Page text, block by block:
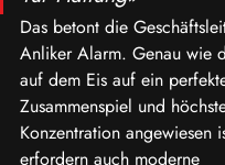
Das betont die
Anliker Alarm. Genau wie
auf dem Eis auf ein
Zusammenspiel und
Konzentration angewiesen
erfordern auch moderne